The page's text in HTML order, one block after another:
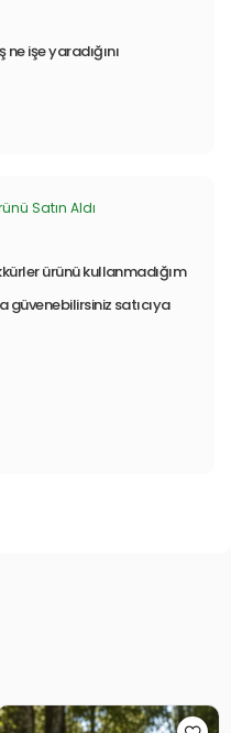
işe yaradığını
Satın Aldı
ürünü kullanmadığım
güvenebilirsiniz satıcıya